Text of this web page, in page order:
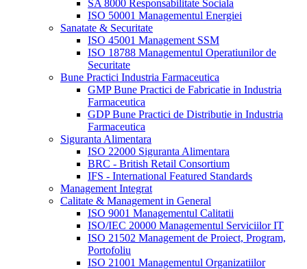
SA 8000 Responsabilitate Sociala
ISO 50001 Managementul Energiei
Sanatate & Securitate
ISO 45001 Management SSM
ISO 18788 Managementul Operatiunilor de
Securitate
Bune Practici Industria Farmaceutica
GMP Bune Practici de Fabricatie in Industria
Farmaceutica
GDP Bune Practici de Distributie in Industria
Farmaceutica
Siguranta Alimentara
ISO 22000 Siguranta Alimentara
BRC - British Retail Consortium
IFS - International Featured Standards
Management Integrat
Calitate & Management in General
ISO 9001 Managementul Calitatii
ISO/IEC 20000 Managementul Serviciilor IT
ISO 21502 Management de Proiect, Program,
Portofoliu
ISO 21001 Managementul Organizatiilor